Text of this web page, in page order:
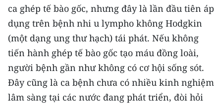
ca ghép tế bào gốc, nhưng đây là lần đầu tiên áp
dụng trên bệnh nhi u lympho không Hodgkin
(một dạng ung thư hạch) tái phát. Nếu không
tiến hành ghép tế bào gốc tạo máu đồng loài,
người bệnh gần như không có cơ hội sống sót.
Đây cũng là ca bệnh chưa có nhiều kinh nghiệm
lâm sàng tại các nước đang phát triển, đòi hỏi